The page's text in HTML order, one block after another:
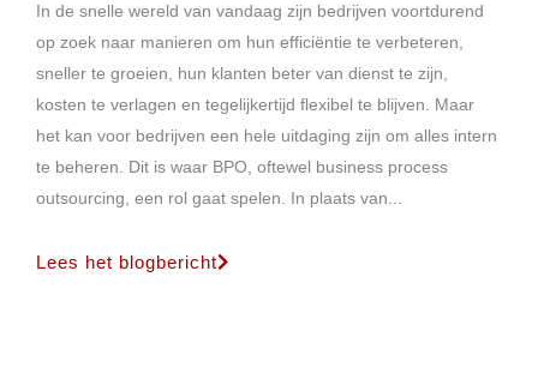
In de snelle wereld van vandaag zijn bedrijven voortdurend
op zoek naar manieren om hun efficiëntie te verbeteren,
sneller te groeien, hun klanten beter van dienst te zijn,
kosten te verlagen en tegelijkertijd flexibel te blijven. Maar
het kan voor bedrijven een hele uitdaging zijn om alles intern
te beheren. Dit is waar BPO, oftewel business process
outsourcing, een rol gaat spelen. In plaats van...
Lees het blogbericht